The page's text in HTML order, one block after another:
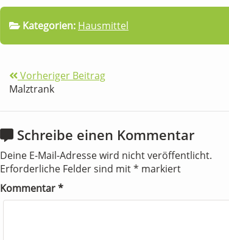
Kategorien: Hausmittel
Vorheriger Beitrag
Malztrank
Schreibe einen Kommentar
Deine E-Mail-Adresse wird nicht veröffentlicht.
Erforderliche Felder sind mit* markiert
Kommentar*